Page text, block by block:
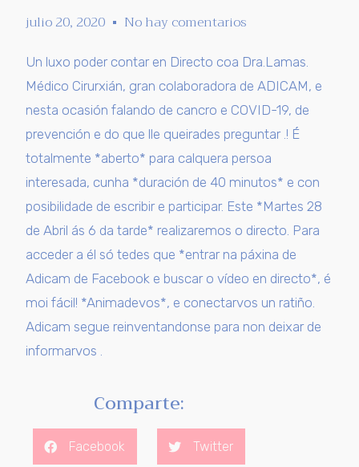
julio 20, 2020 No hay comentarios
Un luxo poder contar en Directo coa Dra.Lamas.
Médico Cirurxián, gran colaboradora de ADICAM, e
nesta ocasión falando de cancro e COVID-19, de
prevención e do que lle queirades preguntar .! É
totalmente *aberto* para calquera persoa
interesada, cunha *duración de 40 minutos* e con
posibilidade de escribir e participar. Este *Martes 28
de Abril ás 6 da tarde* realizaremos o directo. Para
acceder a él só tedes que *entrar na páxina de
Adicam de Facebook e buscar o vídeo en directo*, é
moi fácil! *Animadevos*, e conectarvos un ratiño.
Adicam segue reinventandonse para non deixar de
informarvos .
Comparte:
Facebook Twitter